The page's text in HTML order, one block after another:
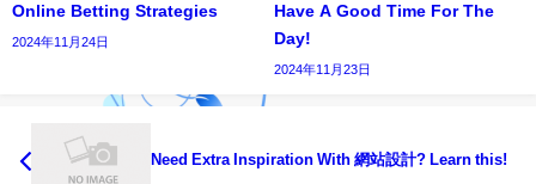
Online Betting Strategies
2024年11月24日
Have A Good Time For The
Day!
2024年11月23日
Need Extra Inspiration With 網站設計? Learn this!